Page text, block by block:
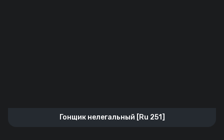
Гонщик нелегальный [Ru 251]